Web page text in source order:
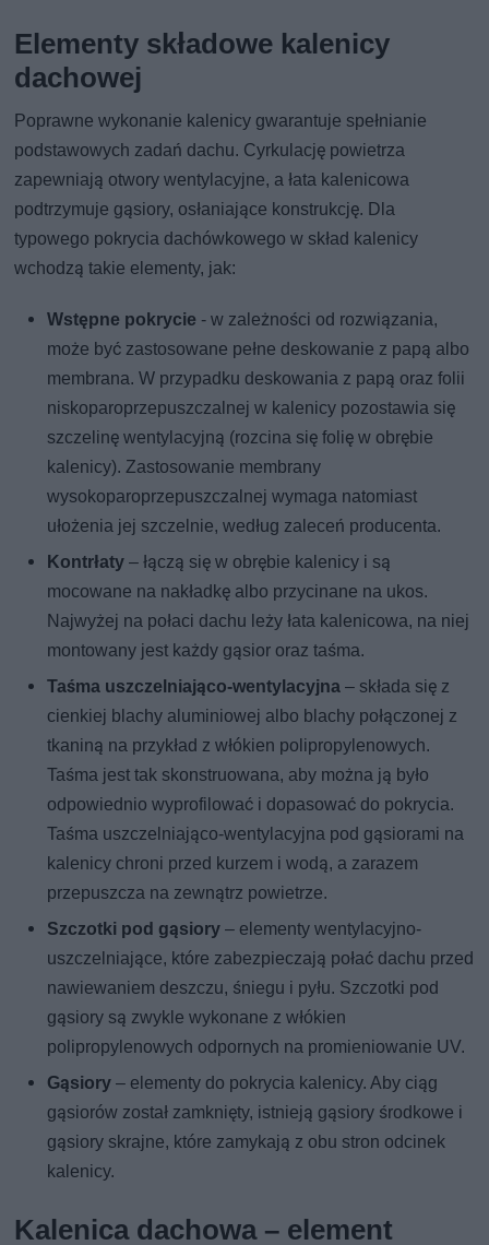
Elementy składowe kalenicy
dachowej
Poprawne wykonanie kalenicy gwarantuje spełnianie
podstawowych zadań dachu. Cyrkulację powietrza
zapewniają otwory wentylacyjne, a łata kalenicowa
podtrzymuje gąsiory, osłaniające konstrukcję. Dla
typowego pokrycia dachówkowego w skład kalenicy
wchodzą takie elementy, jak:
Wstępne pokrycie - w zależności od rozwiązania,
może być zastosowane pełne deskowanie z papą albo
membrana. W przypadku deskowania z papą oraz folii
niskoparoprzepuszczalnej w kalenicy pozostawia się
szczelinę wentylacyjną (rozcina się folię w obrębie
kalenicy). Zastosowanie membrany
wysokoparoprzepuszczalnej wymaga natomiast
ułożenia jej szczelnie, według zaleceń producenta.
Kontrłaty– łączą się w obrębie kalenicy i są
mocowane na nakładkę albo przycinane na ukos.
Najwyżej na połaci dachu leży łata kalenicowa, na niej
montowany jest każdy gąsior oraz taśma.
Taśma uszczelniająco-wentylacyjna – składa się z
cienkiej blachy aluminiowej albo blachy połączonej z
tkaniną na przykład z włókien polipropylenowych.
Taśma jest tak skonstruowana, aby można ją było
odpowiednio wyprofilować i dopasować do pokrycia.
Taśma uszczelniająco-wentylacyjna pod gąsiorami na
kalenicy chroni przed kurzem i wodą, a zarazem
przepuszcza na zewnątrz powietrze.
Szczotki pod gąsiory– elementy wentylacyjno-
uszczelniające, które zabezpieczają połać dachu przed
nawiewaniem deszczu, śniegu i pyłu. Szczotki pod
gąsiory są zwykle wykonane z włókien
polipropylenowych odpornych na promieniowanie UV.
Gąsiory– elementy do pokrycia kalenicy. Aby ciąg
gąsiorów został zamknięty, istnieją gąsiory środkowe i
gąsiory skrajne, które zamykają z obu stron odcinek
kalenicy.
Kalenica dachowa – element